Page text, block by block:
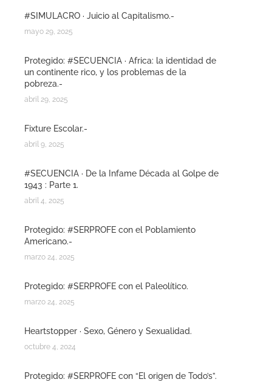
#SIMULACRO · Juicio al Capitalismo.-
mayo 29, 2025
Protegido: #SECUENCIA · Africa: la identidad de
un continente rico, y los problemas de la
pobreza.-
abril 29, 2025
Fixture Escolar.-
abril 9, 2025
#SECUENCIA · De la Infame Década al Golpe de
1943 : Parte 1.
abril 4, 2025
Protegido: #SERPROFE con el Poblamiento
Americano.-
marzo 24, 2025
Protegido: #SERPROFE con el Paleolítico.
marzo 24, 2025
Heartstopper · Sexo, Género y Sexualidad.
octubre 4, 2024
Protegido: #SERPROFE con “El origen de Todo’s”.